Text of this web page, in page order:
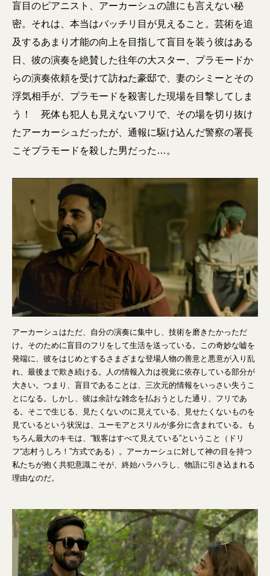
盲目のピアニスト、アーカーシュの誰にも言えない秘
密。それは、本当はバッチリ目が見えること。芸術を追
及するあまり才能の向上を目指して盲目を装う彼はある
日、彼の演奏を絶賛した往年の大スター、プラモードか
らの演奏依頼を受けて訪ねた豪邸で、妻のシミーとその
浮気相手が、プラモードを殺害した現場を目撃してしま
う！ 死体も犯人も見えないフリで、その場を切り抜け
たアーカーシュだったが、通報に駆け込んだ警察の署長
こそプラモードを殺した男だった…。
アーカーシュはただ、自分の演奏に集中し、技術を磨きたかっただ
け。そのために盲目のフリをして生活を送っている。この奇妙な嘘を
発端に、彼をはじめとするさまざまな登場人物の善意と悪意が入り乱
れ、最後まで欺き続ける。人の情報入力は視覚に依存している部分が
大きい。つまり、盲目であることは、三次元的情報をいっさい失うこ
とになる。しかし、彼は余計な雑念を払おうとした通り、フリであ
る。そこで生じる、見たくないのに見えている、見せたくないものを
見ているという状況は、ユーモアとスリルが多分に含まれている。も
ちろん最大のキモは、“観客はすべて見えている”ということ（ドリ
フ“志村うしろ！”方式である）。アーカーシュに対して神の目を持つ
私たちが抱く共犯意識こそが、終始ハラハラし、物語に引き込まれる
理由なのだ。